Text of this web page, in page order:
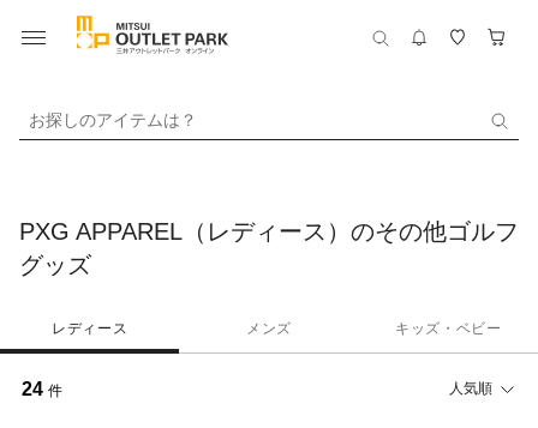
お探しのアイテムは？
PXG APPAREL（レディース）のその他ゴルフ
グッズ
レディース メンズ キッズ・ベビー
24 件 人気順